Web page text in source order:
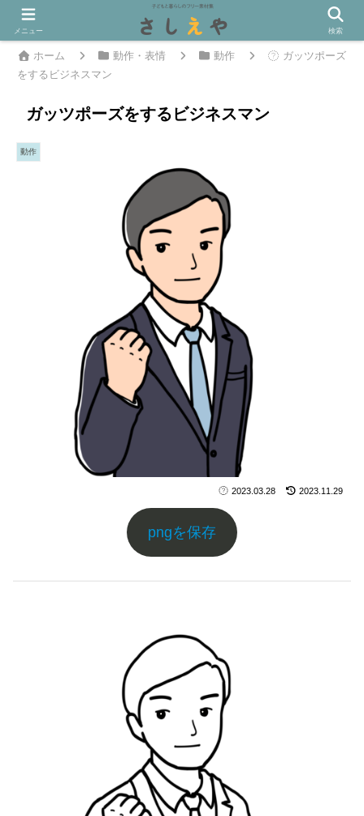
ホーム 動作・表情 動作
ガッツポーズ
をするビジネスマン
ガッツポーズをするビジネスマン
動作
2023.03.28 2023.11.29
pngを保存
メニュー 検索